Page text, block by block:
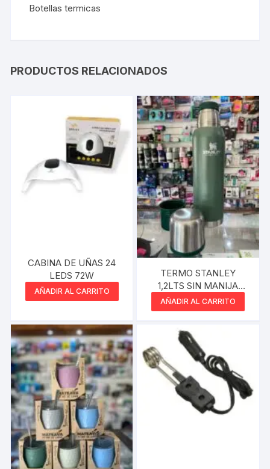
Botellas termicas
PRODUCTOS RELACIONADOS
CABINA DE UÑAS 24
LEDS 72W
AÑADIR AL CARRITO
TERMO STANLEY
1,2LTS SIN MANIJA
VERDE
AÑADIR AL CARRITO